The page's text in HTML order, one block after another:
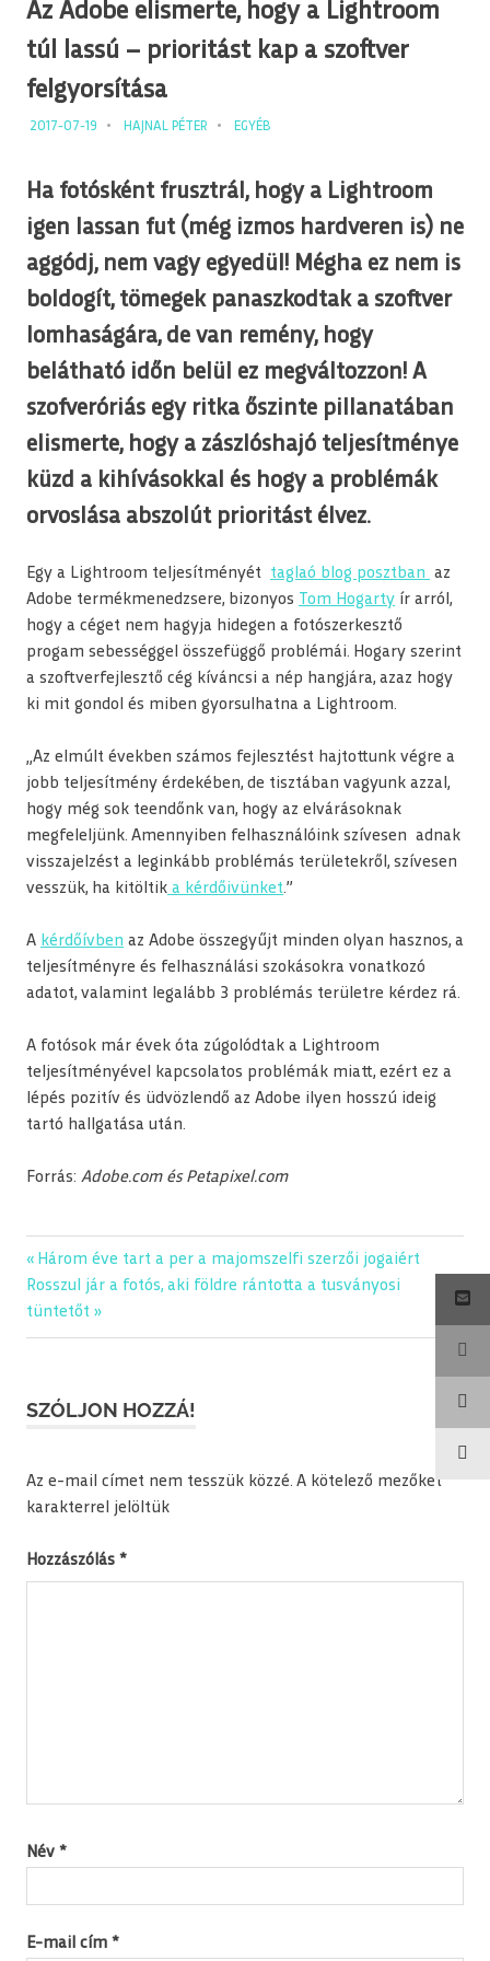
Az Adobe elismerte, hogy a Lightroom
túl lassú – prioritást kap a szoftver
felgyorsítása
2017-07-19 HAJNAL PÉTER EGYÉB
Ha fotósként frusztrál, hogy a Lightroom
igen lassan fut (még izmos hardveren is) ne
aggódj, nem vagy egyedül! Mégha ez nem is
boldogít, tömegek panaszkodtak a szoftver
lomhaságára, de van remény, hogy
belátható időn belül ez megváltozzon! A
szofveróriás egy ritka őszinte pillanatában
elismerte, hogy a zászlóshajó teljesítménye
küzd a kihívásokkal és hogy a problémák
orvoslása abszolút prioritást élvez.
Egy a Lightroom teljesítményét taglaó blog posztban az
Adobe termékmenedzsere, bizonyos Tom Hogarty ír arról,
hogy a céget nem hagyja hidegen a fotószerkesztő
progam sebességgel összefüggő problémái. Hogary szerint
a szoftverfejlesztő cég kíváncsi a nép hangjára, azaz hogy
ki mit gondol és miben gyorsulhatna a Lightroom.
„Az elmúlt években számos fejlesztést hajtottunk végre a
jobb teljesítmény érdekében, de tisztában vagyunk azzal,
hogy még sok teendőnk van, hogy az elvárásoknak
megfeleljünk. Amennyiben felhasználóink szívesen adnak
visszajelzést a leginkább problémás területekről, szívesen
vesszük, ha kitöltik a kérdőivünket.”
A kérdőívben az Adobe összegyűjt minden olyan hasznos, a
teljesítményre és felhasználási szokásokra vonatkozó
adatot, valamint legalább 3 problémás területre kérdez rá.
A fotósok már évek óta zúgolódtak a Lightroom
teljesítményével kapcsolatos problémák miatt, ezért ez a
lépés pozitív és üdvözlendő az Adobe ilyen hosszú ideig
tartó hallgatása után.
Forrás: Adobe.com és Petapixel.com
adobe
képfeldolgozás
képszerkesztés
szoftver
Bejegyzés
navigáció
Previous
Post:
Három éve tart a per a majomszelfi szerzői jogaiért
Next
Post:
Rosszul jár a fotós, aki földre rántotta a tusványosi
tüntetőt
SZÓLJON HOZZÁ!
Az e-mail címet nem tesszük közzé. A kötelező mezőket
karakterrel jelöltük
Hozzászólás *
Név *
E-mail cím *